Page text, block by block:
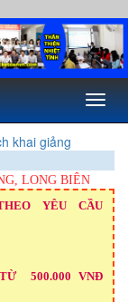
Toggle
khai giảng
LONG BIÊN
YÊU CẦU
500.000 VNĐ